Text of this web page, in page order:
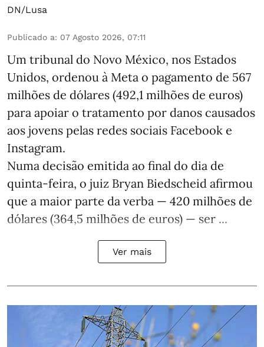
DN/Lusa
Publicado a: 07 Agosto 2026, 07:11
Um tribunal do Novo México, nos Estados
Unidos, ordenou à Meta o pagamento de 567
milhões de dólares (492,1 milhões de euros)
para apoiar o tratamento por danos causados
aos jovens pelas redes sociais Facebook e
Instagram.
Numa decisão emitida ao final do dia de
quinta-feira, o juiz Bryan Biedscheid afirmou
que a maior parte da verba — 420 milhões de
dólares (364,5 milhões de euros) — ser ...
Ver mais